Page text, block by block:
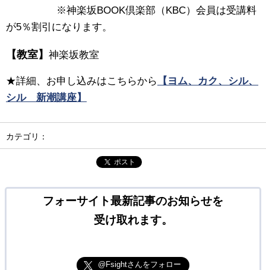
※神楽坂BOOK倶楽部（KBC）会員は受講料
が5％割引になります。
【教室】 神楽坂教室
★詳細、お申し込みはこちらから
【ヨム、カク、シル、
シル 新潮講座】
カテゴリ：
ポスト
フォーサイト最新記事のお知らせを
受け取れます。
@Fsightさんをフォロー